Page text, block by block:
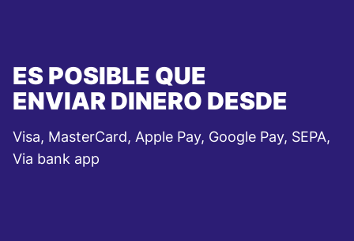
ES POSIBLE QUE
ENVIAR DINERO DESDE
Visa, MasterCard, Apple Pay, Google Pay, SEPA,
Via bank app